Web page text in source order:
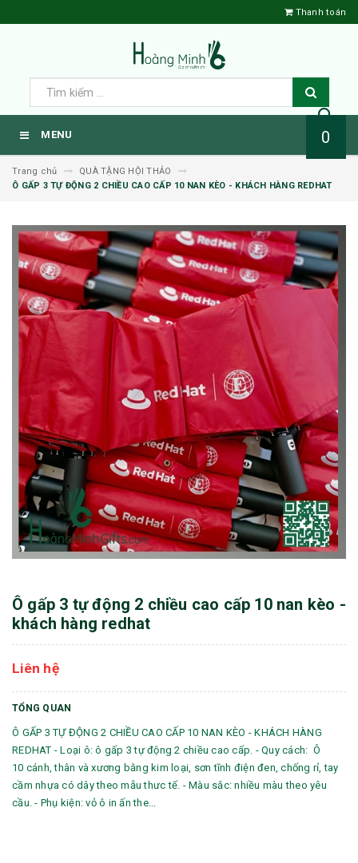
Thanh toán
MENU 0
Trang chủ
QUÀ TẶNG HỘI THẢO
Ô GẤP 3 TỰ ĐỘNG 2 CHIỀU CAO CẤP 10 NAN KÈO - KHÁCH HÀNG REDHAT
Ô gấp 3 tự động 2 chiều cao cấp 10 nan kèo -
khách hàng redhat
Liên hệ
TỔNG QUAN
Ô GẤP 3 TỰ ĐỘNG 2 CHIỀU CAO CẤP 10 NAN KÈO - KHÁCH HÀNG
REDHAT - Loại ô: ô gấp 3 tự động 2 chiều cao cấp. - Quy cách: Ô
10 cánh, thân và xương bằng kim loại, sơn tĩnh điện đen, chống rỉ, tay
cầm nhựa có dây theo mẫu thưc tế. - Màu sắc: nhiều màu theo yêu
cầu. - Phụ kiện: vỏ ô in ấn the...